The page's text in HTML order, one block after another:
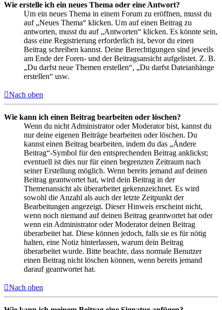
Wie erstelle ich ein neues Thema oder eine Antwort?
Um ein neues Thema in einem Forum zu eröffnen, musst du
auf „Neues Thema“ klicken. Um auf einen Beitrag zu
antworten, musst du auf „Antworten“ klicken. Es könnte sein,
dass eine Registrierung erforderlich ist, bevor du einen
Beitrag schreiben kannst. Deine Berechtigungen sind jeweils
am Ende der Foren- und der Beitragsansicht aufgelistet. Z. B.
„Du darfst neue Themen erstellen“, „Du darfst Dateianhänge
erstellen“ usw.
Nach oben
Wie kann ich einen Beitrag bearbeiten oder löschen?
Wenn du nicht Administrator oder Moderator bist, kannst du
nur deine eigenen Beiträge bearbeiten oder löschen. Du
kannst einen Beitrag bearbeiten, indem du das „Ändere
Beitrag“-Symbol für den entsprechenden Beitrag anklickst;
eventuell ist dies nur für einen begrenzten Zeitraum nach
seiner Erstellung möglich. Wenn bereits jemand auf deinen
Beitrag geantwortet hat, wird dein Beitrag in der
Themenansicht als überarbeitet gekennzeichnet. Es wird
sowohl die Anzahl als auch der letzte Zeitpunkt der
Bearbeitungen angezeigt. Dieser Hinweis erscheint nicht,
wenn noch niemand auf deinen Beitrag geantwortet hat oder
wenn ein Administrator oder Moderator deinen Beitrag
überarbeitet hat. Diese können jedoch, falls sie es für nötig
halten, eine Notiz hinterlassen, warum dein Beitrag
überarbeitet wurde. Bitte beachte, dass normale Benutzer
einen Beitrag nicht löschen können, wenn bereits jemand
darauf geantwortet hat.
Nach oben